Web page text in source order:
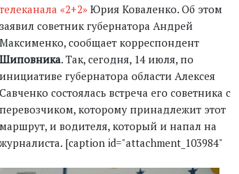
телеканала «2+2» Юрия Коваленко. Об этом
заявил советник губернатора Андрей
Максименко, сообщает корреспондент
Шиповника. Так, сегодня, 14 июля, по
инициативе губернатора области Алексея
Савченко состоялась встреча его советника с
перевозчиком, которому принадлежит этот
маршрут, и водителя, который и напал на
журналиста. [caption id="attachment_103984"